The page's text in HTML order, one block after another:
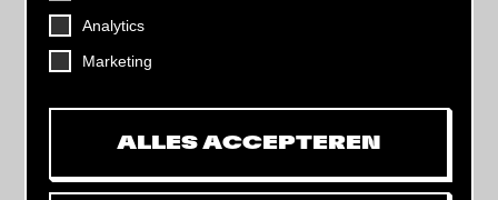
Analytics
Marketing
ALLES ACCEPTEREN
CONTACT
Helling 7, 3523 CB Utrecht